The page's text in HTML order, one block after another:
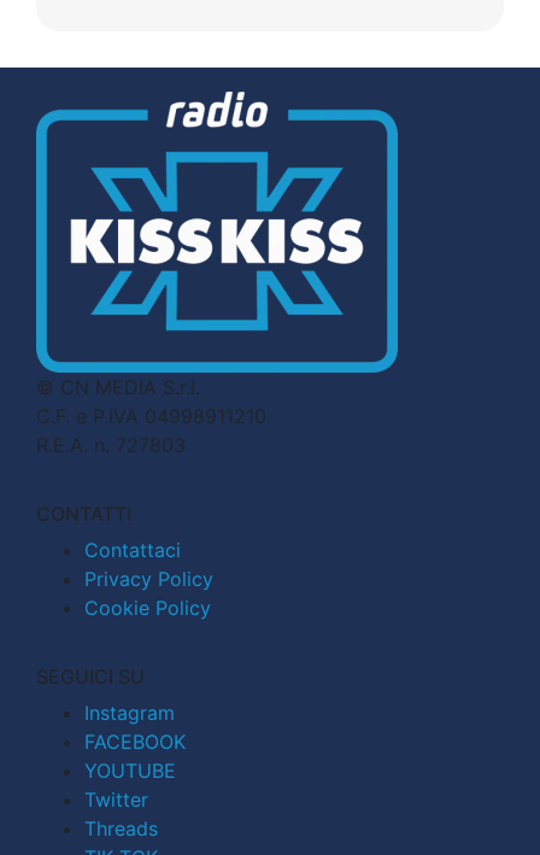
© CN MEDIA S.r.l.
C.F. e P.IVA 04998911210
R.E.A. n. 727803
CONTATTI
Contattaci
Privacy Policy
Cookie Policy
SEGUICI SU
Instagram
FACEBOOK
YOUTUBE
Twitter
Threads